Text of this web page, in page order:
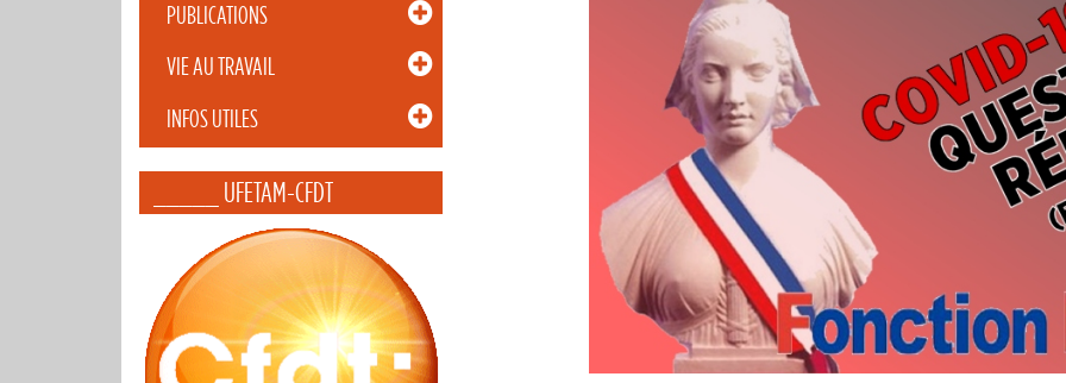
PUBLICATIONS
VIE AU TRAVAIL
INFOS UTILES
_____ UFETAM-CFDT